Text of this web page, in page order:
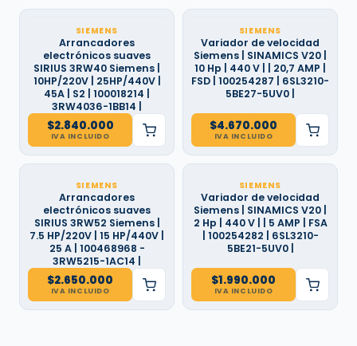
SIEMENS
Arrancadores
electrónicos suaves
SIRIUS 3RW40 Siemens |
10HP/220V | 25HP/440V |
45A | S2 | 100018214 |
3RW4036-1BB14 |
$2.840.000
IVA INCLUIDO
SIEMENS
Variador de velocidad
Siemens | SINAMICS V20 |
10 Hp | 440 V | | 20,7 AMP |
FSD | 100254287 | 6SL3210-
5BE27-5UV0 |
$4.670.000
IVA INCLUIDO
SIEMENS
Arrancadores
electrónicos suaves
SIRIUS 3RW52 Siemens |
7.5 HP/220V | 15 HP/440V |
25 A | 100468968 -
3RW5215-1AC14 |
$2.650.000
IVA INCLUIDO
SIEMENS
Variador de velocidad
Siemens | SINAMICS V20 |
2 Hp | 440 V | | 5 AMP | FSA
| 100254282 | 6SL3210-
5BE21-5UV0 |
$1.990.000
IVA INCLUIDO